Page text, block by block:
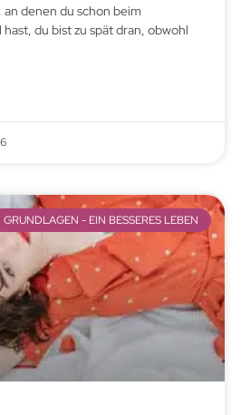
an denen du schon beim
du bist zu spät dran, obwohl
GRUNDLAGEN - EIN BESSERES LEBEN